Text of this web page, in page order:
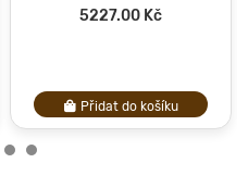
5227.00 Kč
Přidat do košíku